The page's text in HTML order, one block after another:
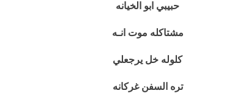
حبيبي ابو الخيانه
مشتاكله موت انـه
كلوله خل يرجعلي
تره السفن غركانه